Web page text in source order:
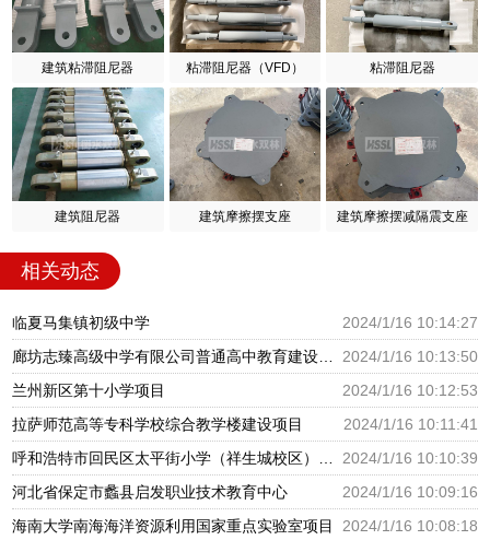
建筑粘滞阻尼器 粘滞阻尼器（VFD） 粘滞阻尼器
建筑阻尼器 建筑摩擦摆支座 建筑摩擦摆减隔震支座
相关动态
临夏马集镇初级中学
2024/1/16 10:14:27
2024/1/16 10:13:50
兰州新区第十小学项目
2024/1/16 10:12:53
拉萨师范高等专科学校综合教学楼建设项目
2024/1/16 10:11:41
2024/1/16 10:10:39
河北省保定市蠡县启发职业技术教育中心
2024/1/16 10:09:16
海南大学南海海洋资源利用国家重点实验室项目
2024/1/16 10:08:18